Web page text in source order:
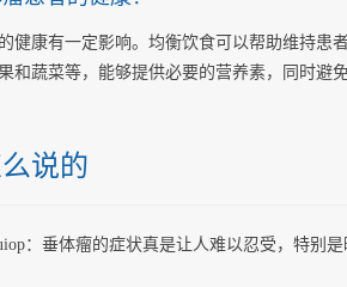
健康有一定影响。均衡饮食可以帮助维持患
和蔬菜等，能够提供必要的营养素，同时避
说的
：垂体瘤的症状真是让人难以忍受，特别